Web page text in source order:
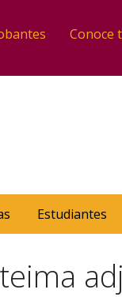
Conoce
Estudiantes